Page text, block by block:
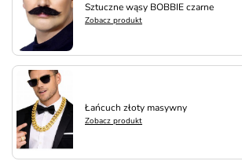
Sztuczne wąsy BOBBIE czarne
Zobacz produkt
Łańcuch złoty masywny
Zobacz produkt